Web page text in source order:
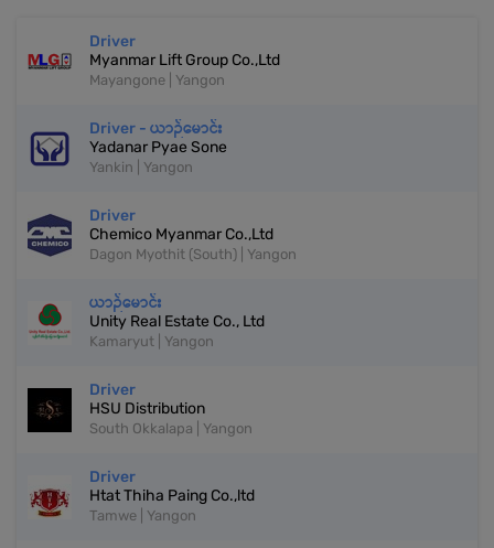
Driver
Myanmar Lift Group Co.,Ltd
Mayangone | Yangon
Driver - ယာဉ်မောင်း
Yadanar Pyae Sone
Yankin | Yangon
Driver
Chemico Myanmar Co.,Ltd
Dagon Myothit (South) | Yangon
ယာဉ်မောင်း
Unity Real Estate Co., Ltd
Kamaryut | Yangon
Driver
HSU Distribution
South Okkalapa | Yangon
Driver
Htat Thiha Paing Co.,ltd
Tamwe | Yangon